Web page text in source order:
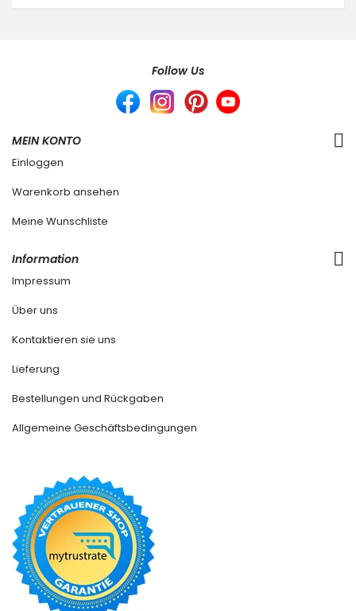
Follow Us
MEIN KONTO
Einloggen
Warenkorb ansehen
Meine Wunschliste
Information
Impressum
Über uns
Kontaktieren sie uns
Lieferung
Bestellungen und Rückgaben
Allgemeine Geschäftsbedingungen